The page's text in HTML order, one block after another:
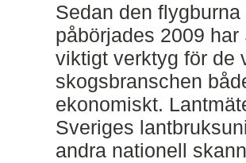
Sedan den
påbörjades 2009
viktigt verktyg för de
skogsbranschen
ekonomiskt.
Sveriges
andra nationell